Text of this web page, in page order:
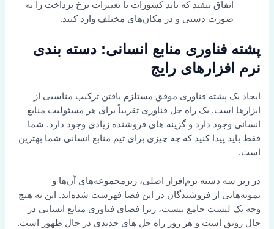
اتفاق بیفتد که باید کسورات یا تغییرات نرخ پرداخت را به
صورت دستی و در مکان‌های مختلف وارد کنید.
پشته فناوری منابع انسانی: دسته بندی
نرم افزارهای رایج
ایجاد یک پشته فناوری موفق مستلزم یافتن ترکیب مناسبی از
ابزارها است. یک راه حل فناوری تقریباً برای هر مسئولیت منابع
انسانی وجود دارد و گزینه های فروشنده زیادی وجود دارد. شما
فقط باید پیدا کنید که چه چیزی برای تیم منابع انسانی شما بهترین
است.
در زیر سه دسته نرم‌افزار اصلی، زیرمجموعه‌های آن‌ها و
نمونه‌هایی از فروشندگان در این فضا فهرست شده‌اند. این به هیچ
وجه یک لیست جامع نیست، زیرا فضای فناوری منابع انسانی در
حال رونق است و هر روز راه حل های جدیدی در حال ظهور است.